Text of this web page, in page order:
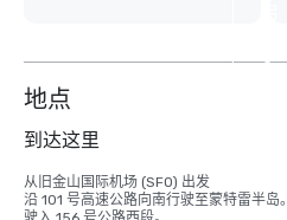
3
地点
到达这里
从旧金山国际机场 (SFO) 出发
沿 101 号高速公路向南行驶至蒙特雷半岛。